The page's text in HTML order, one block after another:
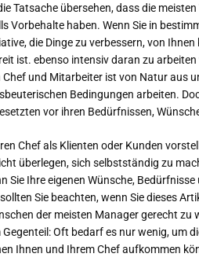
Tatsache übersehen, dass die
Vorbehalte haben. Wenn Sie in
die Dinge zu verbessern, von
ist. ebenso intensiv daran zu
und Mitarbeiter ist von Natur aus
Bedingungen arbeiten.
vor ihren Bedürfnissen,
Chef als Klienten oder Kunden
überlegen, sich selbstständig zu
Sie Ihre eigenen Wünsche,
Sie beachten, wenn Sie dieses
der meisten Manager gerecht zu
Oft bedarf es nur wenig, um
Ihnen und Ihrem Chef aufkommen